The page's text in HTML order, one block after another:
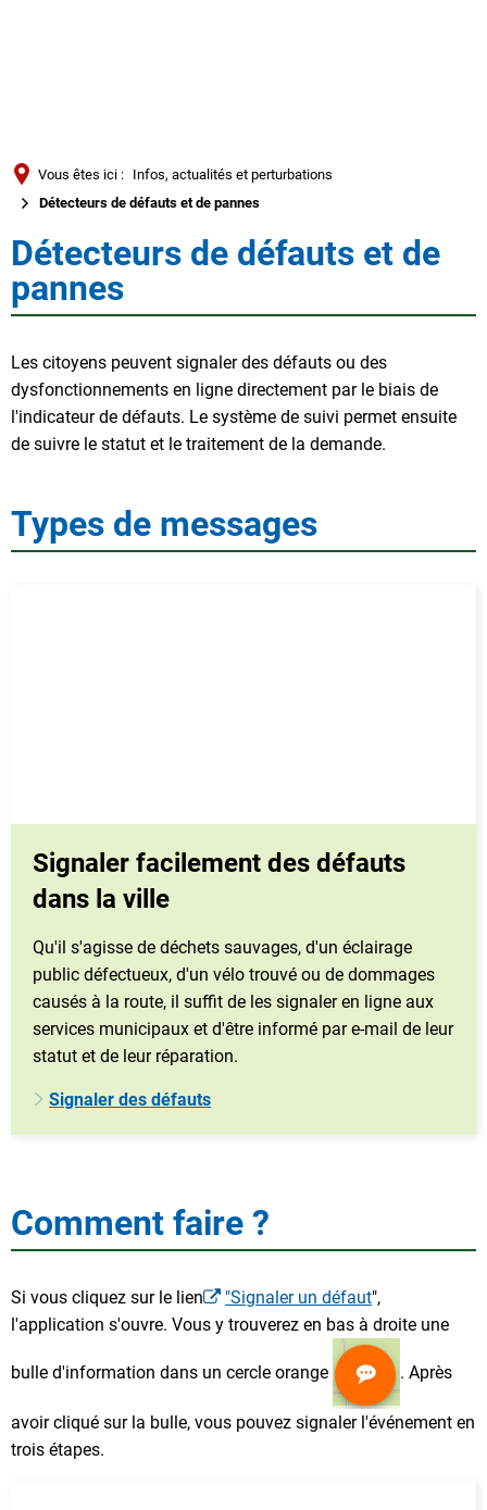
Português
MENÜ
Vous êtes ici : Infos, actualités et perturbations
Détecteurs de défauts et de pannes
Détecteurs
de
défauts
et
de
Détecteurs de défauts et de
pannes
Les citoyens peuvent signaler des défauts ou des
dysfonctionnements en ligne directement par le biais de
l'indicateur de défauts. Le système de suivi permet ensuite
de suivre le statut et le traitement de la demande.
Types de messages
Signaler facilement des défauts
dans la ville
Qu'il s'agisse de déchets sauvages, d'un éclairage
public défectueux, d'un vélo trouvé ou de dommages
causés à la route, il suffit de les signaler en ligne aux
services municipaux et d'être informé par e-mail de leur
statut et de leur réparation.
Signaler des défauts
Comment faire ?
Si vous cliquez sur le lien "Signaler un défaut",
l'application s'ouvre. Vous y trouverez en bas à droite une
bulle d'information dans un cercle orange . Après
avoir cliqué sur la bulle, vous pouvez signaler l'événement en
trois étapes.